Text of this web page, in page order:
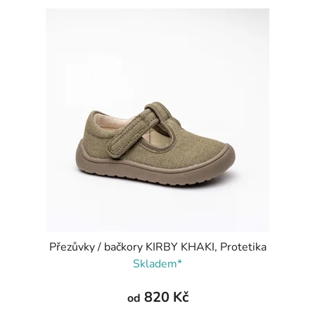
Přezůvky / bačkory KIRBY KHAKI, Protetika
Skladem*
od 820 Kč